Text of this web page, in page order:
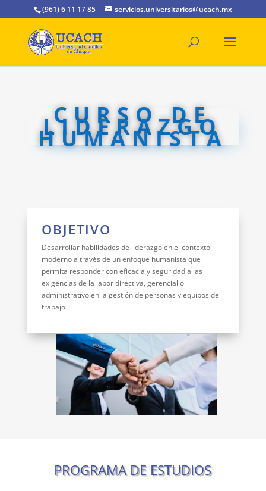
(961) 6 11 17 85 servicios.universitarios@ucach.mx
CURSO DE
LIDERAZGO
HUMANISTA
OBJETIVO
Desarrollar habilidades de liderazgo en el contexto
moderno a través de un enfoque humanista que
permita responder con eficacia y seguridad a las
exigencias de la labor directiva, gerencial o
administrativo en la gestión de personas y equipos de
trabajo
PROGRAMA DE ESTUDIOS